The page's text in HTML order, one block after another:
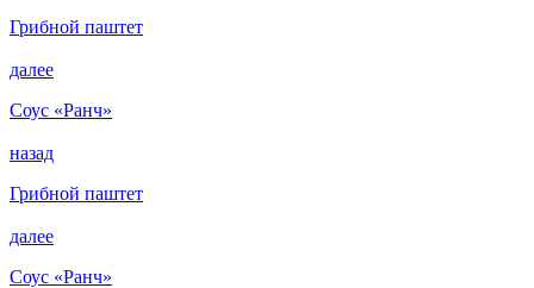
Грибной паштет
далее
Соус «Ранч»
назад
Грибной паштет
далее
Соус «Ранч»